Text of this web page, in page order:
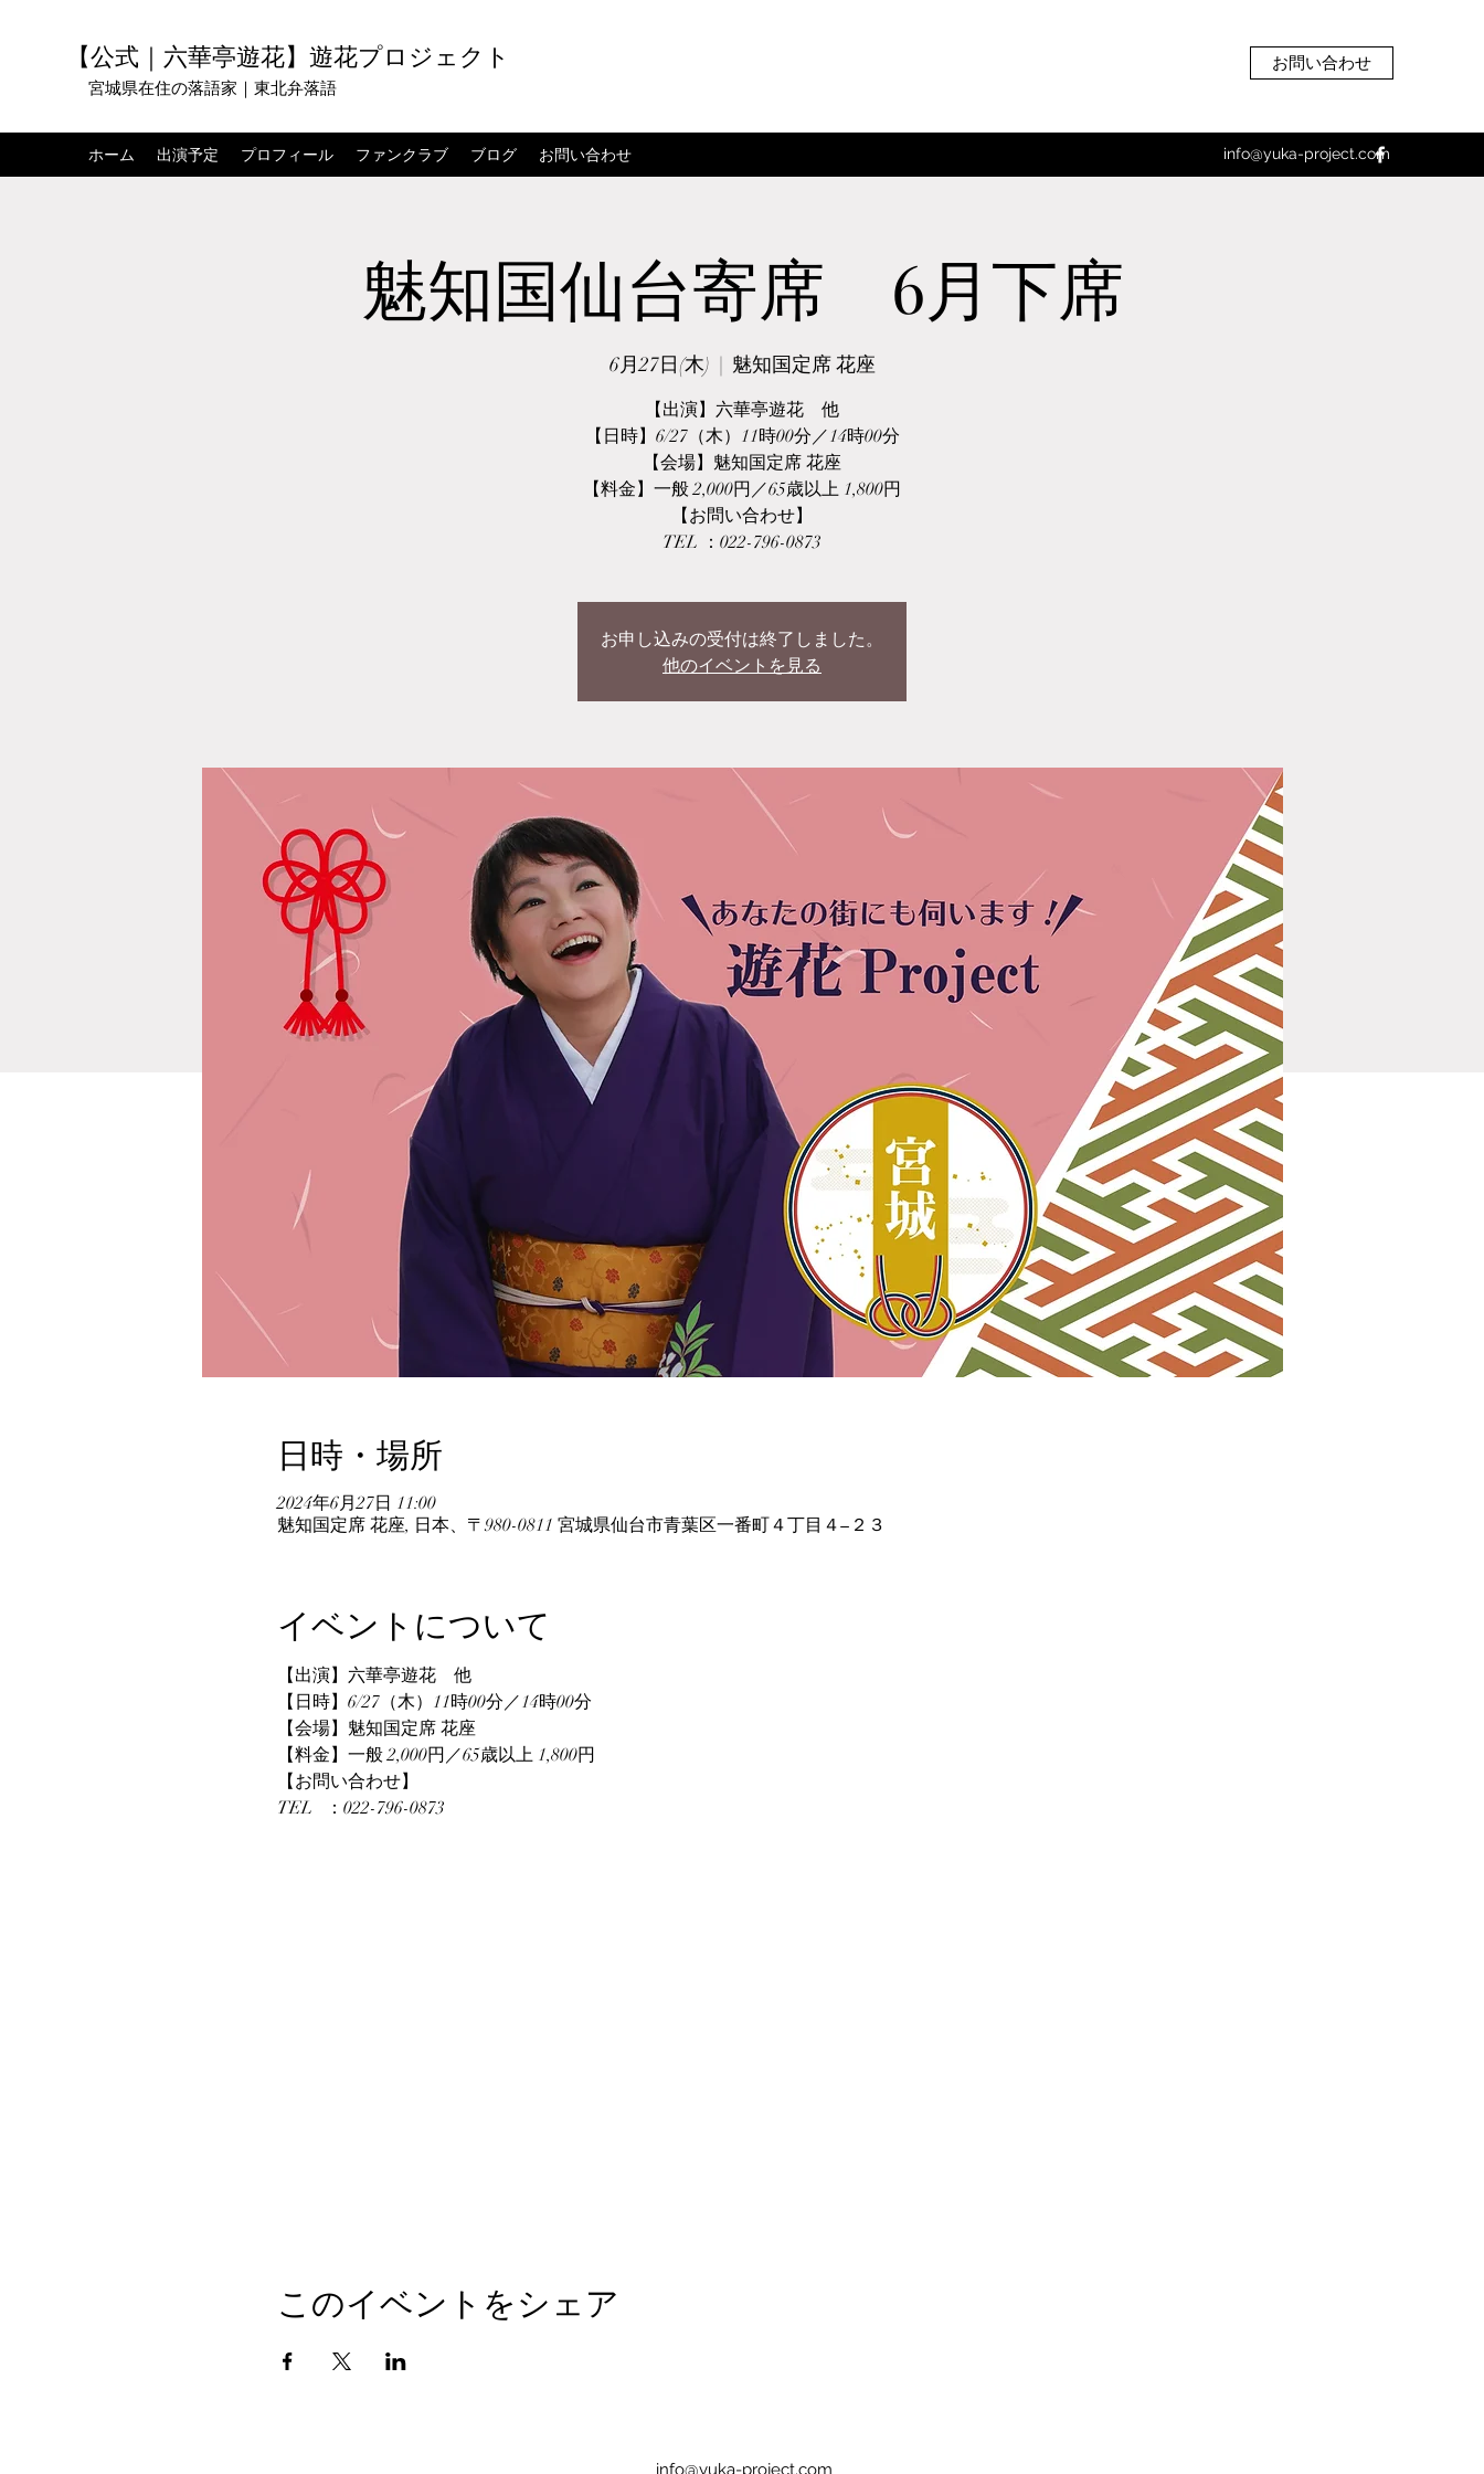
【公式｜六華亭遊花】遊花プロジェクト
宮城県在住の落語家｜東北弁落語
お問い合わせ
ホーム 出演予定 プロフィール ファンクラブ ブログ お問い合わせ info@yuka-project.com
魅知国仙台寄席 6月下席
6月27日(木) 魅知国定席 花座
【出演】六華亭遊花 他
【日時】6/27（木）11時00分／14時00分
【会場】魅知国定席 花座
【料金】一般 2,000円／65歳以上 1,800円
【お問い合わせ】
TEL ：022-796-0873
お申し込みの受付は終了しました。
他のイベントを見る
日時・場所
2024年6月27日 11:00
魅知国定席 花座, 日本、〒980-0811 宮城県仙台市青葉区一番町４丁目４−２３
イベントについて
【出演】六華亭遊花　他
【日時】6/27（木）11時00分／14時00分
【会場】魅知国定席 花座
【料金】一般 2,000円／65歳以上 1,800円
【お問い合わせ】
TEL   ：022-796-0873
このイベントをシェア
info@yuka-project.com